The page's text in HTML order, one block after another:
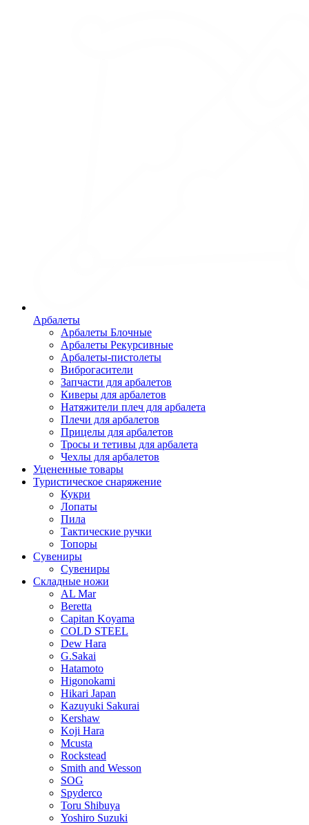
Арбалеты
Арбалеты Блочные
Арбалеты Рекурсивные
Арбалеты-пистолеты
Виброгасители
Запчасти для арбалетов
Киверы для арбалетов
Натяжители плеч для арбалета
Плечи для арбалетов
Прицелы для арбалетов
Тросы и тетивы для арбалета
Чехлы для арбалетов
Уцененные товары
Туристическое снаряжение
Кукри
Лопаты
Пила
Тактические ручки
Топоры
Сувениры
Сувениры
Складные ножи
AL Mar
Beretta
Capitan Koyama
COLD STEEL
Dew Hara
G.Sakai
Hatamoto
Higonokami
Hikari Japan
Kazuyuki Sakurai
Kershaw
Koji Hara
Mcusta
Rockstead
Smith and Wesson
SOG
Spyderco
Toru Shibuya
Yoshiro Suzuki